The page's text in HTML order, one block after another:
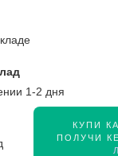
КУПИ
ПОЛУЧИ
1-2 дня